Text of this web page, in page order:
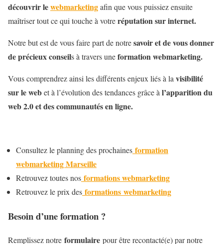
découvrir lewebmarketingafin que vous puissiez ensuite
maîtriser tout ce qui touche à votreréputation sur internet.
Notre but est de vous faire part de notresavoir et de vous donner
de précieux conseils à travers uneformation webmarketing.
Vous comprendrez ainsi les différents enjeux liés à la visibilité
sur le webet à l’évolution des tendances grâce à l’apparition du
web 2.0 et des communautés en ligne.
Consultez le planning des prochaines formation
webmarketing Marseille
Retrouvez toutes nos formations webmarketing
Retrouvez le prix des formations webmarketing
Besoin d’une formation ?
Remplissez notre formulaire pour être recontacté(e) par notre